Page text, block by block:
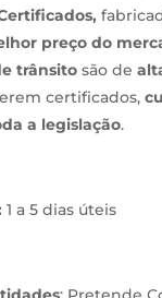
preço do
trânsitosão de
certificados,
a legislação.
1 a 5 dias úteis